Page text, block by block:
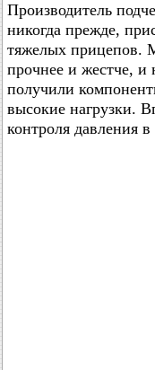
Производитель
никогда прежде,
тяжелых прицепов.
прочнее и жестче, и
получили
высокие нагрузки.
контроля давления